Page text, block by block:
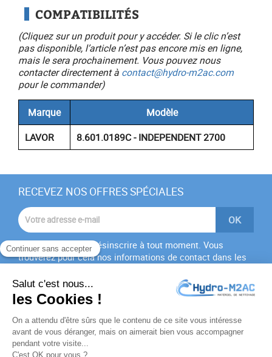
COMPATIBILITÉS
(Cliquez sur un produit pour y accéder. Si le clic n’est
pas disponible, l’article n’est pas encore mis en ligne,
mais le sera prochainement. Vous pouvez nous
contacter directement à contact@hydro-m2ac.com
pour le commander)
Marque
Modèle
LAVOR
8.601.0189C - INDEPENDENT 2700
RECEVEZ NOS OFFRES SPÉCIALES
Vous pouvez vous désinscrire à tout moment. Vous
trouverez pour cela nos informations de contact dans les
J'accepte lesconditions générales
politique de
confidentialité
PRODUITS